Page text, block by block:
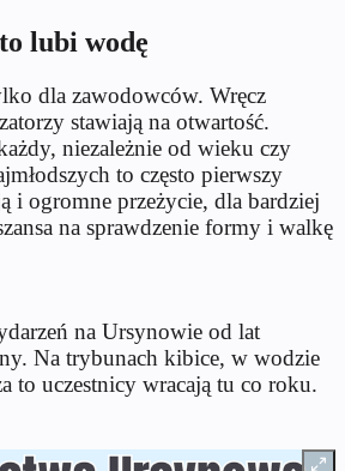
lubi wodę
dla zawodowców. Wręcz
stawiają na otwartość.
niezależnie od wieku czy
to często pierwszy
i ogromne przeżycie, dla bardziej
na sprawdzenie formy i walkę
na Ursynowie od lat
Na trybunach kibice, w wodzie
to uczestnicy wracają tu co roku.